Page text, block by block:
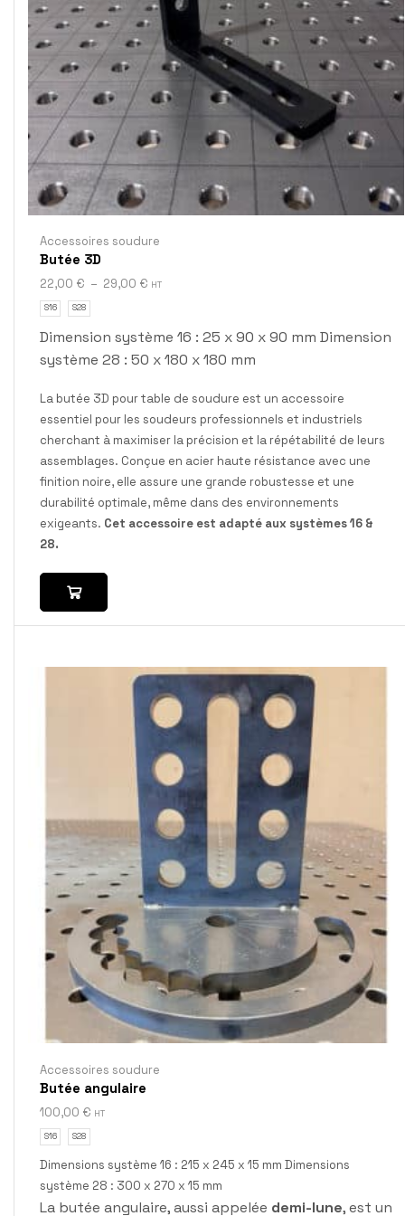
Accessoires soudure
Butée 3D
22,00 € – 29,00 € HT
S16 S28
Dimension système 16 : 25 x 90 x 90 mm Dimension
système 28 : 50 x 180 x 180 mm
La butée 3D pour table de soudure est un accessoire
essentiel pour les soudeurs professionnels et industriels
cherchant à maximiser la précision et la répétabilité de leurs
assemblages. Conçue en acier haute résistance avec une
finition noire, elle assure une grande robustesse et une
durabilité optimale, même dans des environnements
exigeants. Cet accessoire est adapté aux systèmes 16 &
28.
Accessoires soudure
Butée angulaire
100,00 € HT
S16 S28
Dimensions système 16 : 215 x 245 x 15 mm Dimensions
système 28 : 300 x 270 x 15 mm
La butée angulaire, aussi appelée demi-lune, est un